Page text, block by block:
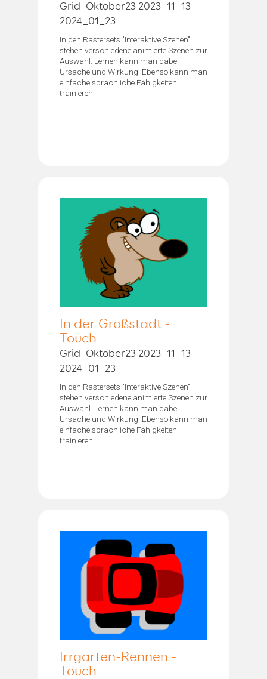
Grid_Oktober23 2023_11_13
2024_01_23
In den Rastersets "Interaktive Szenen"
stehen verschiedene animierte Szenen zur
Auswahl. Lernen kann man dabei
Ursache und Wirkung. Ebenso kann man
einfache sprachliche Fähigkeiten
trainieren.
In der Großstadt -
Touch
Grid_Oktober23 2023_11_13
2024_01_23
In den Rastersets "Interaktive Szenen"
stehen verschiedene animierte Szenen zur
Auswahl. Lernen kann man dabei
Ursache und Wirkung. Ebenso kann man
einfache sprachliche Fähigkeiten
trainieren.
Irrgarten-Rennen -
Touch